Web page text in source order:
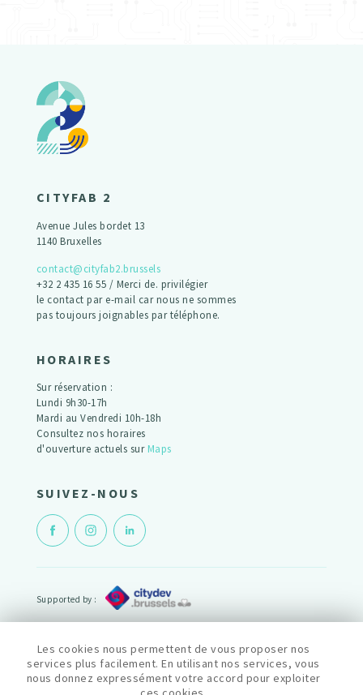
CITYFAB 2
Avenue Jules bordet 13
1140 Bruxelles
contact@cityfab2.brussels
+32 2 435 16 55 / Merci de. privilégier
le contact par e-mail car nous ne sommes
pas toujours joignables par téléphone.
HORAIRES
Sur réservation :
Lundi 9h30-17h
Mardi au Vendredi 10h-18h
Consultez nos horaires
d'ouverture actuels surMaps
SUIVEZ-NOUS
Supported by :
Powered by :
© cityfab2 2022
Les cookies nous permettent de vous proposer nos
services plus facilement. En utilisant nos services, vous
nous donnez expressément votre accord pour exploiter